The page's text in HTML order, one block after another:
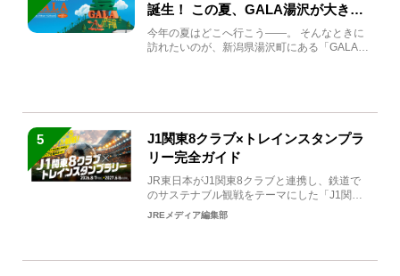
誕生！ この夏、GALA湯沢が大きく
生まれ変わる
今年の夏はどこへ行こう――。 そんなときに
訪れたいのが、新潟県湯沢町にある「GALA湯
5
J1関東8クラブ×トレインスタンプラ
リー完全ガイド
JR東日本がJ1関東8クラブと連携し、鉄道で
のサステナブル観戦をテーマにした「J1関東8
クラブ×トレイン...
JREメディア編集部